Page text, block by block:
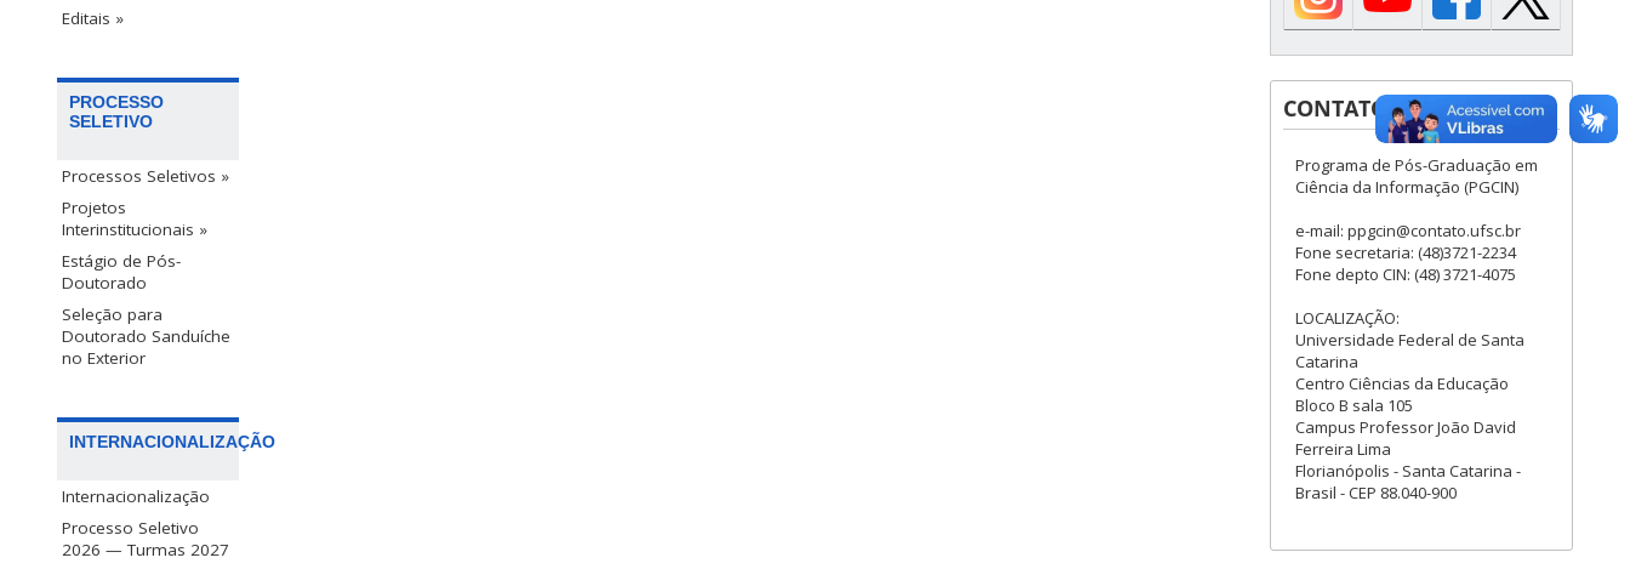
Editais »
PROCESSO
SELETIVO
Processos Seletivos »
Projetos
Interinstitucionais »
Estágio de Pós-
Doutorado
Seleção para
Doutorado Sanduíche
no Exterior
INTERNACIONALIZAÇÃO
Internacionalização
Processo Seletivo
2026 — Turmas 2027
CONTATOS
Programa de Pós-Graduação em
Ciência da Informação (PGCIN)
e-mail: ppgcin@contato.ufsc.br
Fone secretaria: (48)3721-2234
Fone depto CIN: (48) 3721-4075
LOCALIZAÇÃO:
Universidade Federal de Santa
Catarina
Centro Ciências da Educação
Bloco B sala 105
Campus Professor João David
Ferreira Lima
Florianópolis - Santa Catarina -
Brasil - CEP 88.040-900